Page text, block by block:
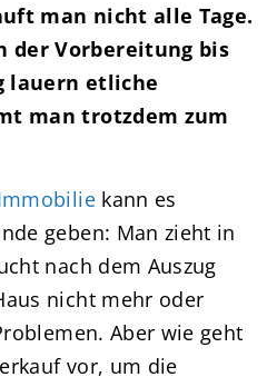
man nicht alle Tage.
der Vorbereitung bis
lauern etliche
man trotzdem zum
kann es
geben: Man zieht in
nach dem Auszug
nicht mehr oder
Aber wie geht
vor, um die